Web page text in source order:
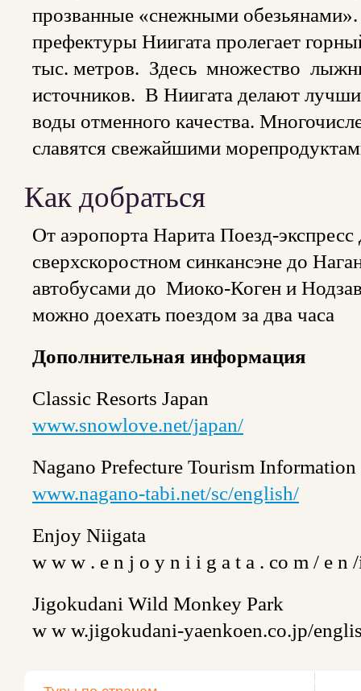
прозванные «снежными
префектуры Ниигата пролегает
тыс. метров. Здесь множество
источников. В Ниигата делают
воды отменного качества.
славятся свежайшими
Как добраться
От аэропорта Нарита Поезд-
сверхскоростном синкансэне до
автобусами до Миоко-Коген и
можно доехать поездом за два часа
Дополнительная информация
Classic Resorts Japan
www.snowlove.net/japan/
Nagano Prefecture Tourism Information
www.nagano-tabi.net/sc/english/
Enjoy Niigata
w w w . e n j o y n i i g a t a . сo m / e n
Jigokudani Wild Monkey Park
w w w.jigokudani-yaenkoen.co.jp/